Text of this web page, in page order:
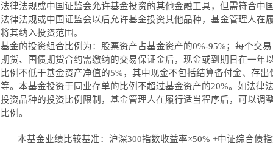
法律法规或中国证监会允许基金投资的其他金融工具，但需符合中
法律法规或中国证监会以后允许基金投资其他品种，基金管理人在
将其纳入投资范围。
基金的投资组合比例为：股票资产占基金资产的0%-95%；每个交
期货、国债期货合约需缴纳的交易保证金后，现金或到期日在一年
比例不低于基金资产净值的5%，其中现金不包括结算备付金、存出
等。本基金投资于同业存单的比例不超过基金资产的20%。如法律
投资品种的投资比例限制，基金管理人在履行适当程序后，可以调
比例。
本基金业绩比较基准：沪深300指数收益率×50% +中证综合债